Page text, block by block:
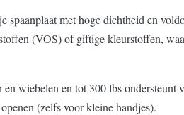
met hoge dichtheid en
(VOS) of giftige kleurstoffen,
wiebelen en tot 300 lbs ondersteunt
(zelfs voor kleine handjes).